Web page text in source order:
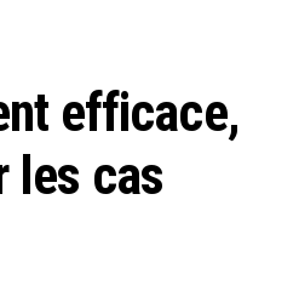
efficace,
les cas